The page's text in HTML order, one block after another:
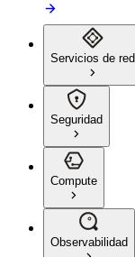
Servicios de red
Seguridad
Compute
Observabilidad